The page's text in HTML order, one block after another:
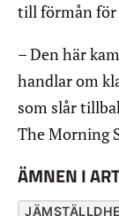
till förmån för
– Den här
handlar om
som slår
The Morning
ÄMNEN I